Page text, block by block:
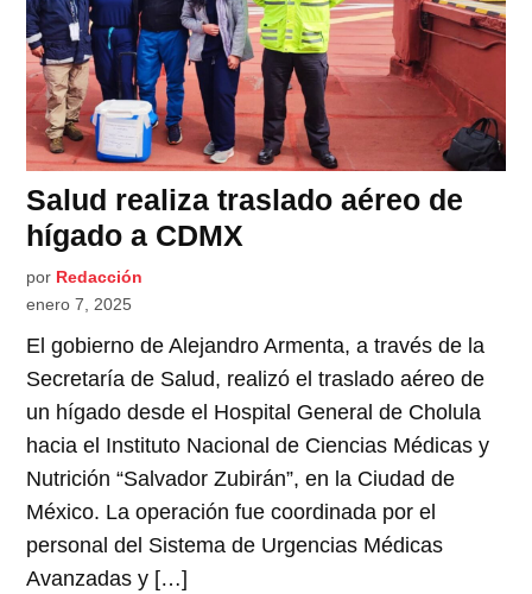
Salud realiza traslado aéreo de
hígado a CDMX
por Redacción
enero 7, 2025
El gobierno de Alejandro Armenta, a través de la
Secretaría de Salud, realizó el traslado aéreo de
un hígado desde el Hospital General de Cholula
hacia el Instituto Nacional de Ciencias Médicas y
Nutrición “Salvador Zubirán”, en la Ciudad de
México. La operación fue coordinada por el
personal del Sistema de Urgencias Médicas
Avanzadas y […]